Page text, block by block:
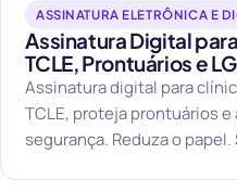
ASSINATURA ELETRÔNICA E
Assinatura Digital
TCLE, Prontuários e
Assinatura digital para
TCLE, proteja prontuários e
segurança. Reduza o papel.